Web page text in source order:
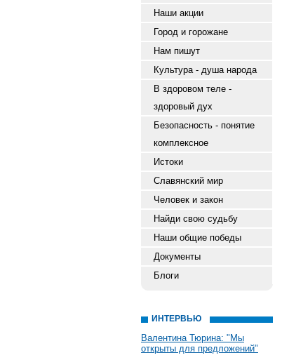
Наши акции
Город и горожане
Нам пишут
Культура - душа народа
В здоровом теле -
здоровый дух
Безопасность - понятие
комплексное
Истоки
Славянский мир
Человек и закон
Найди свою судьбу
Наши общие победы
Документы
Блоги
ИНТЕРВЬЮ
Валентина Тюрина: "Мы
открыты для предложений"